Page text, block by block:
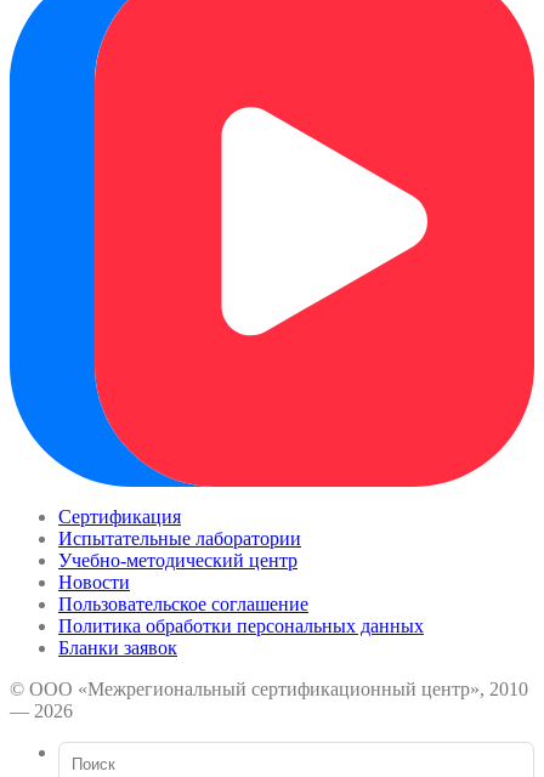
Сертификация
Испытательные лаборатории
Учебно-методический центр
Новости
Пользовательское соглашение
Политика обработки персональных данных
Бланки заявок
© ООО «Межрегиональный сертификационный центр», 2010
— 2026